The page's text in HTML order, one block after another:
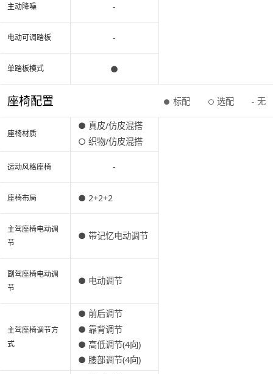
主动降噪
电动可调踏板
单踏板模式
座椅配置 ● 标配 ○ 选配 - 无
座椅材质
运动风格座椅
座椅布局
主驾座椅电动调
节
副驾座椅电动调
节
主驾座椅调节方
式
-
-
●
● 真皮/仿皮混搭
○ 织物/仿皮混搭
-
● 2+2+2
● 带记忆电动调节
● 电动调节
● 前后调节
● 靠背调节
● 高低调节(4向)
● 腰部调节(4向)